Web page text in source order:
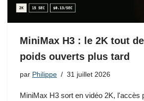
MiniMax H3 : le 2K tout
poids ouverts plus tard
par Philippe 31 juillet 2026
MiniMax H3 sort en vidéo 2K, l'accès